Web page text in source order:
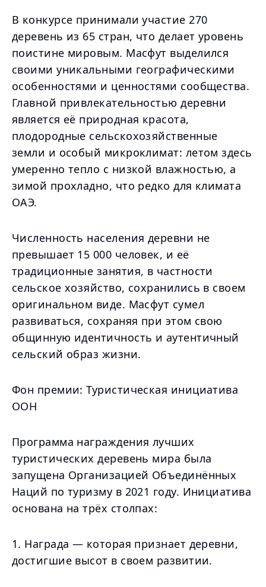
В конкурсе принимали участие 270
деревень из 65 стран, что делает уровень
поистине мировым. Масфут выделился
своими уникальными географическими
особенностями и ценностями сообщества.
Главной привлекательностью деревни
является её природная красота,
плодородные сельскохозяйственные
земли и особый микроклимат: летом здесь
умеренно тепло с низкой влажностью, а
зимой прохладно, что редко для климата
ОАЭ.
Численность населения деревни не
превышает 15 000 человек, и её
традиционные занятия, в частности
сельское хозяйство, сохранились в своем
оригинальном виде. Масфут сумел
развиваться, сохраняя при этом свою
общинную идентичность и аутентичный
сельский образ жизни.
Фон премии: Туристическая инициатива
ООН
Программа награждения лучших
туристических деревень мира была
запущена Организацией Объединённых
Наций по туризму в 2021 году. Инициатива
основана на трёх столпах:
1. Награда — которая признает деревни,
достигшие высот в своем развитии.